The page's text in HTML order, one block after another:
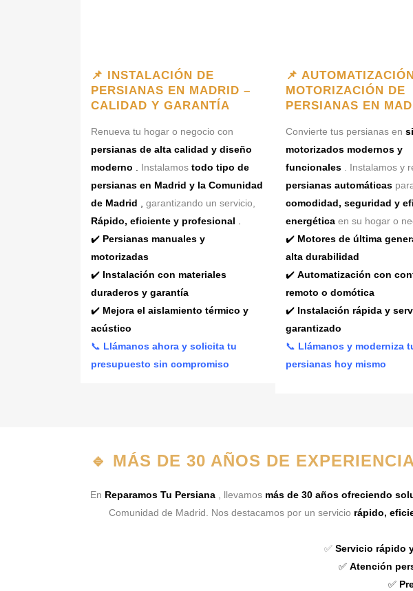
📌 INSTALACIÓN DE
PERSIANAS EN MADRID –
CALIDAD Y GARANTÍA
Renueva tu hogar o negocio con
persianas de alta calidad y diseño
moderno
Instalamos todo tipo de
persianas en Madrid y la Comunidad
de Madrid
garantizando un servicio,
Rápido, eficiente y profesional
✔️ Persianas manuales y
motorizadas
✔️ Instalación con materiales
duraderos y garantía
✔️ Mejora el aislamiento térmico y
acústico
📞 Llámanos ahora y solicita tu
presupuesto sin compromiso
📌
MOTORIZACIÓN DE
PERSIANAS EN
Convierte tus persianas en
motorizados modernos y
funcionales. Instalamos y
persianas automáticas
comodidad, seguridad y
energéticaen su hogar o
✔️ Motores de última
alta durabilidad
✔️ Automatización con
remoto o domótica
✔️ Instalación rápida y
garantizado
📞 Llámanos y moderniza
persianas hoy mismo
🔹 MÁS DE 30 AÑOS DE
En Reparamos Tu Persiana , llevamos más de 30 años ofreciendo
Comunidad de Madrid. Nos destacamos por un servicio rápido,
✅ Servicio rápido
✅ Atención
✅